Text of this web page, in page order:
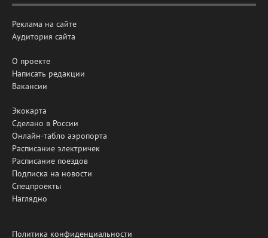
Реклама на сайте
Аудитория сайта
О проекте
Написать редакции
Вакансии
Экокарта
Сделано в России
Онлайн-табло аэропорта
Расписание электричек
Расписание поездов
Подписка на новости
Спецпроекты
Наглядно
Политика конфиденциальности